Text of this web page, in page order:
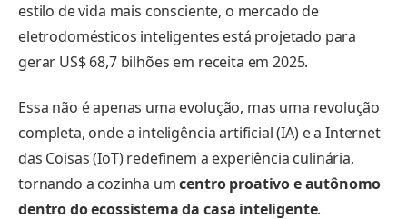
estilo de vida mais consciente, o mercado de
eletrodomésticos inteligentes está projetado para
gerar US$ 68,7 bilhões em receita em 2025.
Essa não é apenas uma evolução, mas uma revolução
completa, onde a inteligência artificial (IA) e a Internet
das Coisas (IoT) redefinem a experiência culinária,
tornando a cozinha umcentro proativo e autônomo
dentro do ecossistema da casa inteligente.